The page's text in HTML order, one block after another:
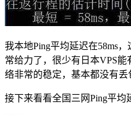
我本地Ping平均延迟在58ms
常给力了，很少有日本VPS
络非常的稳定，基本都没有丢
接下来看看全国三网Ping平均